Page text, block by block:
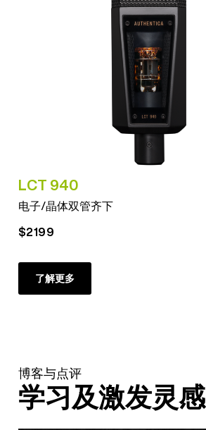
LCT 940
电子/晶体双管齐下
$2199
了解更多
博客与点评
学习及激发灵感